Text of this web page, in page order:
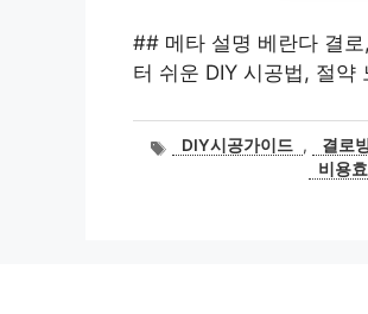
## 메타 설명 베란다 결
터 쉬운 DIY 시공법, 절약
태DIY시공가이드 , 결로
비용